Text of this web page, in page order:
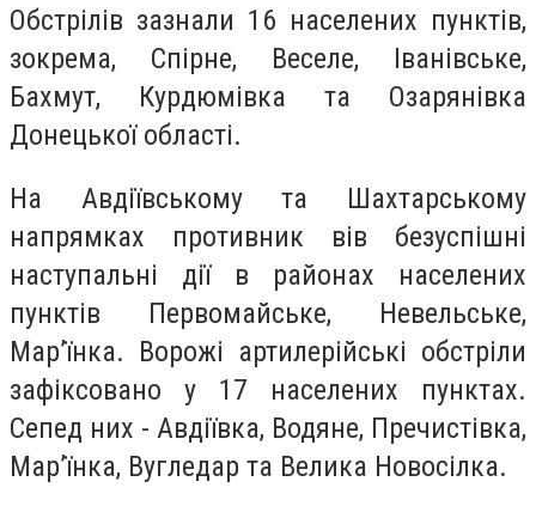
Обстрілів зазнали 16 населених пунктів,
зокрема, Спірне, Веселе, Іванівське,
Бахмут, Курдюмівка та Озарянівка
Донецької області.
На Авдіївському та Шахтарському
напрямках противник вів безуспішні
наступальні дії в районах населених
пунктів Первомайське, Невельське,
Мар’їнка. Ворожі артилерійські обстріли
зафіксовано у 17 населених пунктах.
Сепед них - Авдіївка, Водяне, Пречистівка,
Мар’їнка, Вугледар та Велика Новосілка.